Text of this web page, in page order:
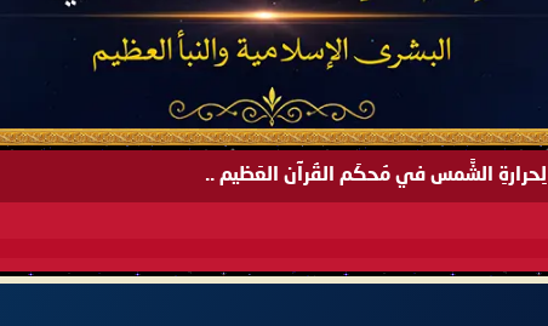
لِحرارةِ الشَّمس في مُحكَم القُرآن العَظيم ..